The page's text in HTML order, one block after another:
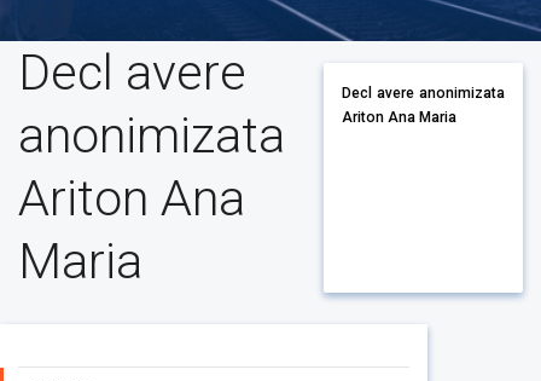
Decl avere
anonimizata
Ariton Ana
Maria
Decl avere anonimizata
Ariton Ana Maria